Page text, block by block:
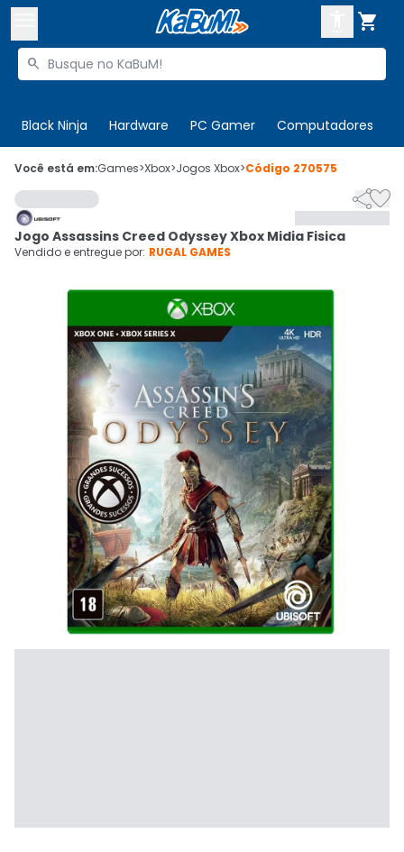

Buscar produtos

Black Ninja Hardware PC Gamer Computadores
 Olá. Acesse sua conta
 Departamentos
Cupons
Mais Vendidos
Ativar tradutor em libras
CADASTRE-SE
Você está em:Games>Xbox>Jogos Xbox>Código 270575

Jogo Assassins Creed Odyssey Xbox Midia Fisica
Vendido e entregue por: RUGAL GAMES